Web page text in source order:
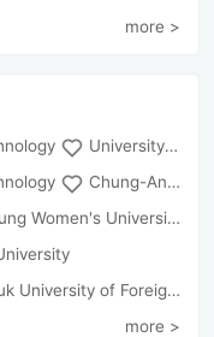
more >
University of Seoul
Chung-Ang University
Women's University
of Foreign Studies(Global Campus
more >